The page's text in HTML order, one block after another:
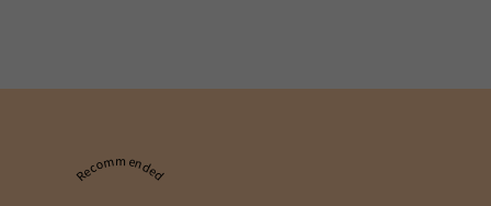
Recommended